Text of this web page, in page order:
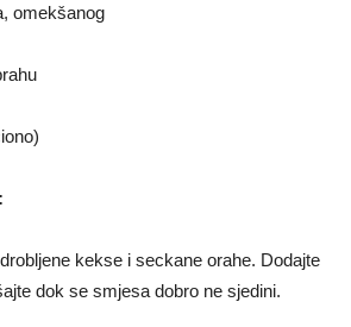
omekšanog
kekse i seckane orahe. Dodajte
dok se smjesa dobro ne sjedini.